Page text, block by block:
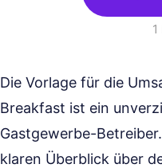
1
Die Vorlage für die
Breakfast ist ein
Gastgewerbe-
klaren Überblick über